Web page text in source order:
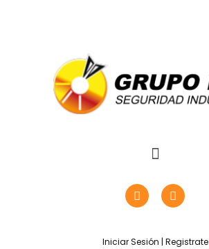
Iniciar Sesión | Registrate